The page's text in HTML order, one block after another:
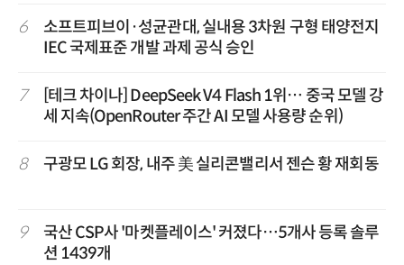
6
소프트피브이·성균관대, 실내용 3차원 구형 태양전지
IEC 국제표준 개발 과제 공식 승인
7
[테크 차이나] DeepSeek V4 Flash 1위… 중국 모델 강
세 지속(OpenRouter 주간 AI 모델 사용량 순위)
8 구광모 LG 회장, 내주 美 실리콘밸리서 젠슨 황 재회동
9
국산 CSP사 '마켓플레이스' 커졌다…5개사 등록 솔루
션 1439개